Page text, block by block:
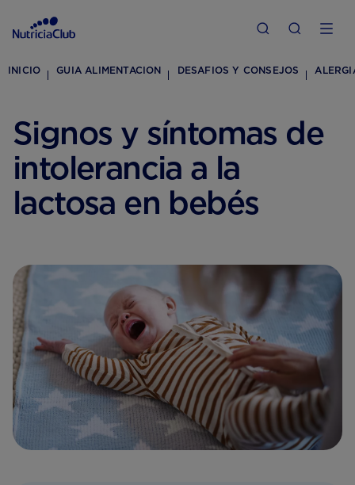
INICIO GUIA ALIMENTACION DESAFIOS Y CONSEJOS
Signos y síntomas de
intolerancia a la
lactosa en bebés